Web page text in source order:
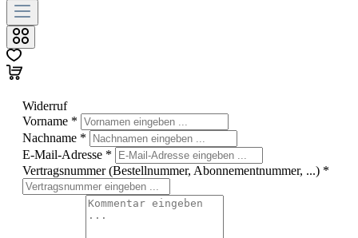
Widerruf
Vorname *
Nachname *
E-Mail-Adresse *
Vertragsnummer (Bestellnummer, Abonnementnummer, ...) *